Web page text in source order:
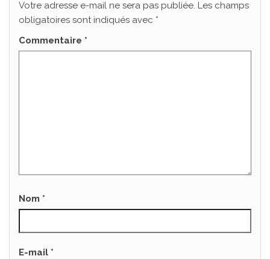
Votre adresse e-mail ne sera pas publiée. Les champs
obligatoires sont indiqués avec *
Commentaire *
Nom *
E-mail *